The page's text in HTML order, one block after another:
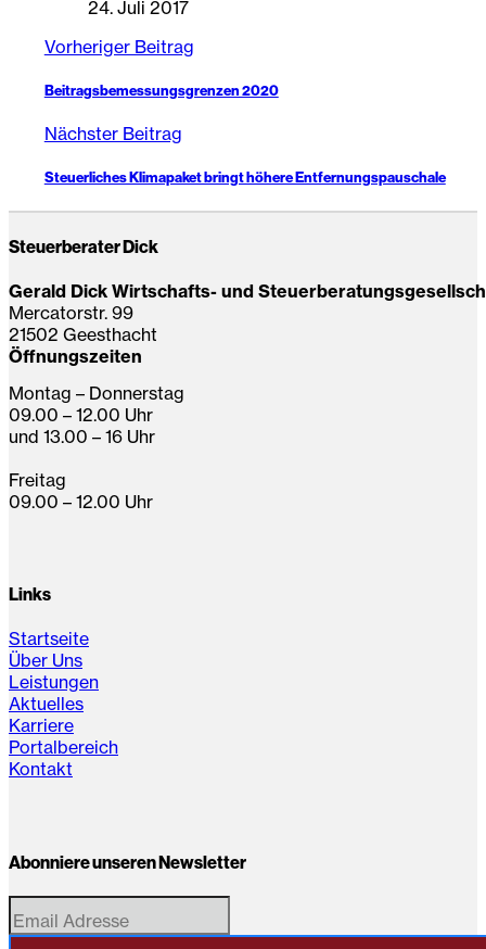
24. Juli 2017
Vorheriger Beitrag
Beitragsbemessungsgrenzen 2020
Nächster Beitrag
Steuerliches Klimapaket bringt höhere Entfernungspauschale
Steuerberater Dick
Gerald Dick Wirtschafts- und
Mercatorstr. 99
21502 Geesthacht
Öffnungszeiten
Montag – Donnerstag
09.00 – 12.00 Uhr
und 13.00 – 16 Uhr
Freitag
09.00 – 12.00 Uhr
Links
Startseite
Über Uns
Leistungen
Aktuelles
Karriere
Portalbereich
Kontakt
Abonniere unseren Newsletter